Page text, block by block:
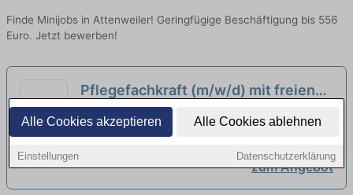
Alle Cookies akzeptieren Alle Cookies ablehnen
Einstellungen Datenschutzerklärung
Finde Minijobs in Attenweiler! Geringfügige Beschäftigung bis 556
Euro. Jetzt bewerben!
Pflegefachkraft (m/w/d) mit freien
Wochenenden + Firmenfahrzeug
Healthcare Deutschland GmbH | Ulm
zum Angebot